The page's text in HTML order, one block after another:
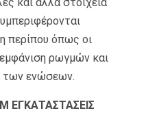
περίπου όπως οι
ρωγμών και
των ενώσεων.
ΕΓΚΑΤΑΣΤΑΣΕΙΣ